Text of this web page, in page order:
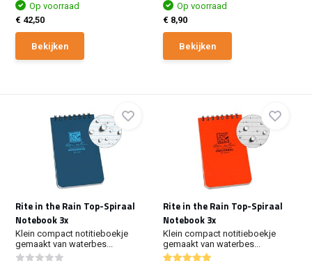
Op voorraad
€ 42,50
Bekijken
Op voorraad
€ 8,90
Bekijken
Rite in the Rain Top-Spiraal
Notebook 3x
Klein compact notitieboekje
gemaakt van waterbes...
Rite in the Rain Top-Spiraal
Notebook 3x
Klein compact notitieboekje
gemaakt van waterbes...